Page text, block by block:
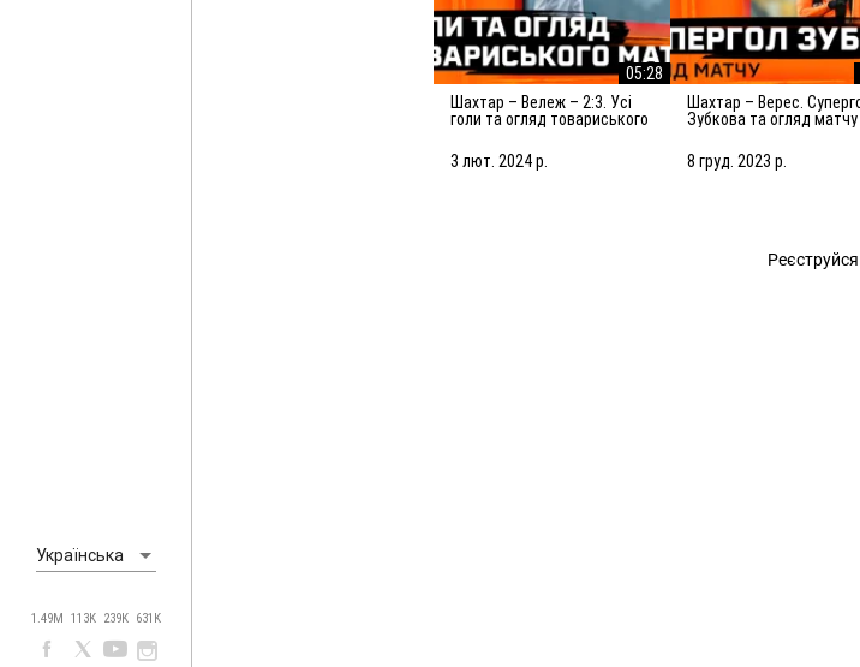
Українська
1.49M 113K 239K 631K
05:28
Шахтар – Вележ – 2:3. Усі
голи та огляд товариського
3 лют. 2024 р.
Шахтар – Верес. Супергол
Зубкова та огляд матчу
8 груд. 2023 р.